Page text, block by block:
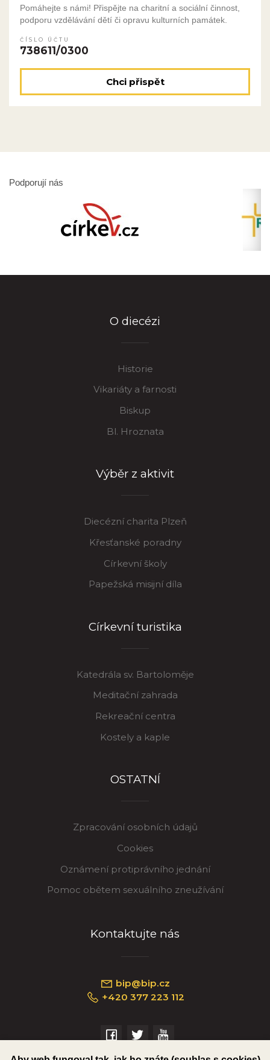
Pomáhejte s námi! Přispějte na charitní a sociální činnost,
podporu vzdělávání dětí či opravu kulturních památek.
ČÍSLO ÚČTU
738611/0300
Chci přispět
Podporují nás
O diecézi
Historie
Vikariáty a farnosti
Biskup
Bl. Hroznata
Výběr z aktivit
Diecézní charita Plzeň
Křesťanské poradny
Církevní školy
Papežská misijní díla
Církevní turistika
Katedrála sv. Bartoloměje
Meditační zahrada
Rekreační centra
Kostely a kaple
OSTATNÍ
Zpracování osobních údajů
Cookies
Oznámení protiprávního jednání
Pomoc obětem sexuálního zneužívání
Kontaktujte nás
bip@bip.cz
+420 377 223 112
Náměstí Republiky 234/35, 301 00 Plzeň